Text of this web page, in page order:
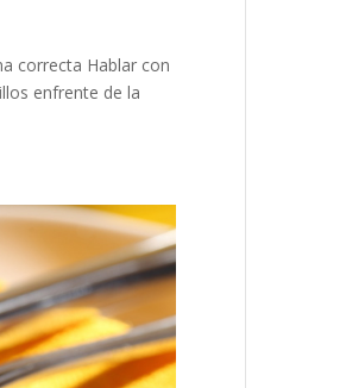
correcta Hablar con
enfrente de la